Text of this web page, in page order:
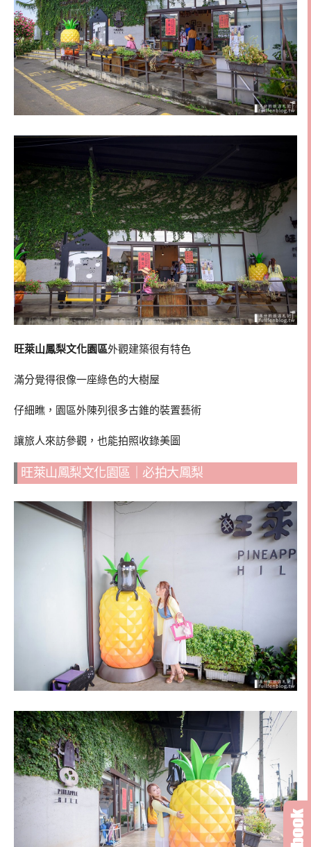
旺萊山鳳梨文化園區外觀建築很有特色
滿分覺得很像一座綠色的大樹屋
仔細瞧，園區外陳列很多古錐的裝置藝術
讓旅人來訪參觀，也能拍照收錄美圖
旺萊山鳳梨文化園區｜必拍大鳳梨